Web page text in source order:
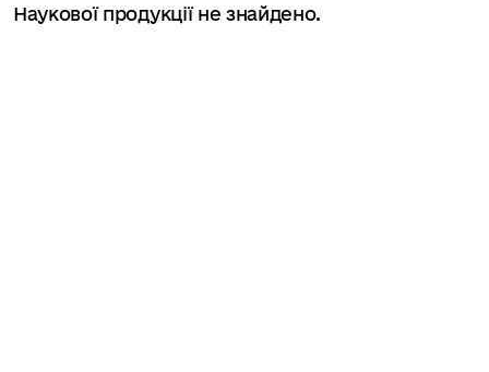
Наукової продукції не знайдено.